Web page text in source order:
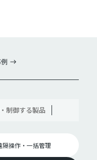
制御する製品
隔操作・一括管理